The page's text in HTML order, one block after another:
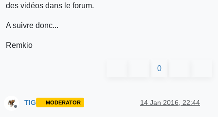
des vidéos dans le forum.
A suivre donc...
Remkio
0
Offline
TIG MODERATOR 14 Jan 2016, 22:44